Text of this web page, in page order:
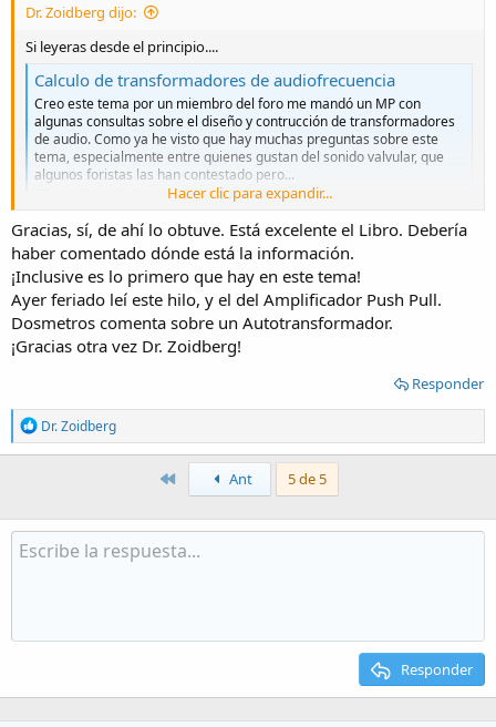
Dr. Zoidberg dijo:
Si leyeras desde el principio....
Calculo de transformadores de audiofrecuencia
Creo este tema por un miembro del foro me mandó un MP con
algunas consultas sobre el diseño y contrucción de transformadores
de audio. Como ya he visto que hay muchas preguntas sobre este
tema, especialmente entre quienes gustan del sonido valvular, que
algunos foristas las han contestado pero...
www.forosdeelectronica.comHacer clic para expandir...
Gracias, sí, de ahí lo obtuve. Está excelente el Libro. Debería
haber comentado dónde está la información.
¡Inclusive es lo primero que hay en este tema!
Ayer feriado leí este hilo, y el del Amplificador Push Pull.
Dosmetros comenta sobre un Autotransformador.
¡Gracias otra vez Dr. Zoidberg!
Responder
R
e
a
o
n
Dr. Zoidberg
PrimeroAnt 5 de 5
Responder